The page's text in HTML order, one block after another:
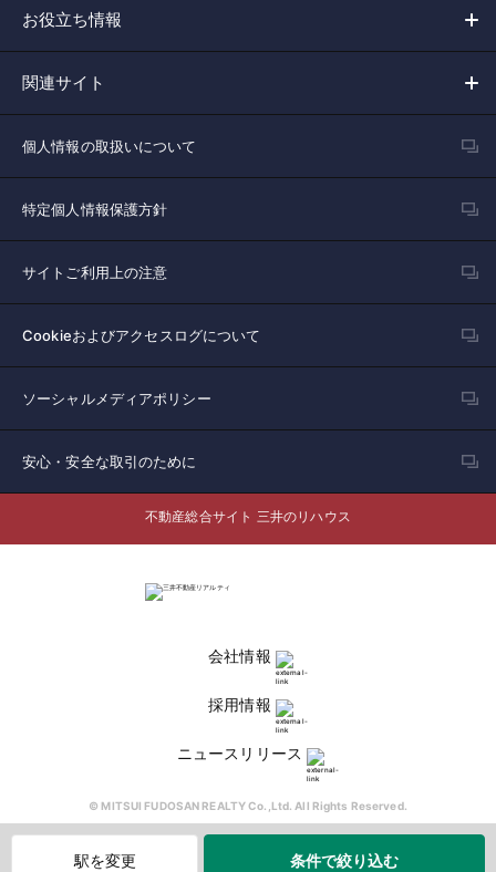
駅を変更 条件で絞り込む
お役立ち情報
関連サイト
個人情報の取扱いについて
特定個人情報保護方針
サイトご利用上の注意
Cookieおよびアクセスログについて
ソーシャルメディアポリシー
安心・安全な取引のために
不動産総合サイト 三井のリハウス
会社情報
採用情報
ニュースリリース
© MITSUI FUDOSAN REALTY Co.,Ltd. All Rights Reserved.